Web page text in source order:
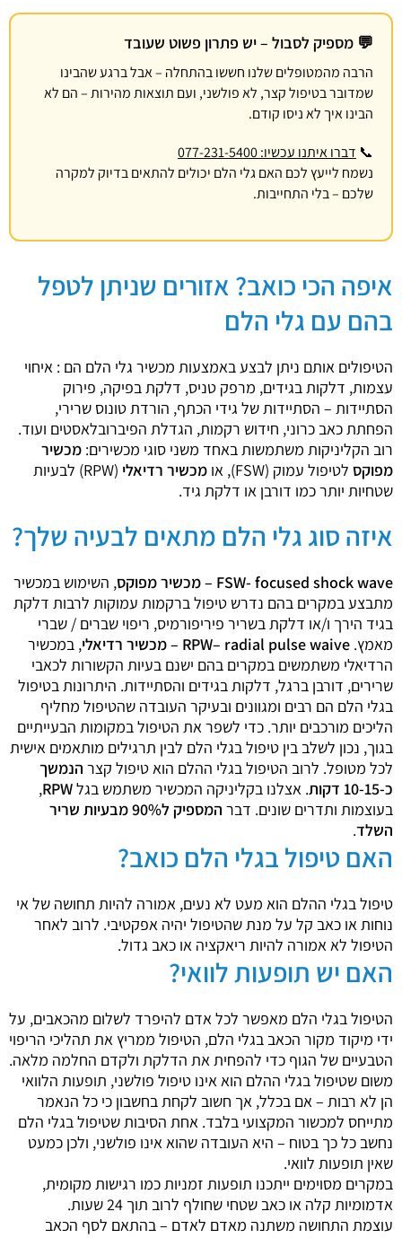
💬 מספיק לסבול – יש פתרון פשוט שעובד
הרבה מהמטופלים שלנו חששו בהתחלה – אבל ברגע שהבינו
שמדובר בטיפול קצר, לא פולשני, ועם תוצאות מהירות – הם לא
הבינו איך לא ניסו קודם.
📞 דברו איתנו עכשיו: 077-231-5400
נשמח לייעץ לכם האם גלי הלם יכולים להתאים בדיוק למקרה
שלכם – בלי התחייבות.
איפה הכי כואב? אזורים שניתן לטפל
בהם עם גלי הלם
הטיפולים אותם ניתן לבצע באמצעות מכשיר גלי הלם הם : איחוי
עצמות, דלקות בגידים, מרפק טניס, דלקת בפיקה, פירוק
הסתיידות – הסתיידות של גידי הכתף, הורדת טונוס שרירי,
הפחתת כאב כרוני, חידוש רקמות, הגדלת הפיברובלאסטים ועוד.
רוב הקליניקות משתמשות באחד משני סוגי מכשירים: מכשיר
מפוקס לטיפול עמוק (FSW), או מכשיר רדיאלי
(RPW) לבעיות
שטחיות יותר כמו דורבן או דלקת גיד.
איזה סוג גלי הלם מתאים לבעיה שלך?
FSW- focused shock wave – מכשיר מפוקס
, השימוש במכשיר
מתבצע במקרים בהם נדרש טיפול ברקמות עמוקות לרבות דלקת
בגיד הירך ו/או דלקת בשריר פיריפורמיס, ריפוי שברים / שברי
מאמץ. RPW– radial pulse waive – מכשיר רדיאלי
, במכשיר
הרדיאלי משתמשים במקרים בהם ישנם בעיות הקשורות לכאבי
שרירים, דורבן ברגל, דלקות בגידים והסתיידות. היתרונות בטיפול
בגלי הלם הם רבים ומגוונים ובעיקר העובדה שהטיפול מחליף
הליכים מורכבים יותר. כדי לשפר את הטיפול במקומות הבעייתיים
בגוך, נכון לשלב בין טיפול בגלי הלם לבין תרגילים מותאמים אישית
לכל מטופל. לרוב הטיפול בגלי ההלם הוא טיפול קצר הנמשך
כ-10-15 דקות
. אצלנו בקליניקה המכשיר משתמש בגלRPW
,
בעוצמות ותדרים שונים. דבר
המספיק ל90% מבעיות שריר
השלד.
האם טיפול בגלי הלם כואב?
טיפול בגלי ההלם הוא מעט לא נעים, אמורה להיות תחושה של אי
נוחות או כאב קל על מנת שהטיפול יהיה אפקטיבי. לרוב לאחר
הטיפול לא אמורה להיות ריאקציה או כאב גדול.
האם יש תופעות לוואי?
הטיפול בגלי הלם מאפשר לכל אדם להיפרד לשלום מהכאבים, על
ידי מיקוד מקור הכאב בגלי הלם, הטיפול ממריץ את תהליכי הריפוי
הטבעיים של הגוף כדי להפחית את הדלקת ולקדם החלמה מלאה.
משום שטיפול בגלי ההלם הוא אינו טיפול פולשני, תופעות הלוואי
הן לא רבות – אם בכלל, אך חשוב לקחת בחשבון כי כל הנאמר
מתייחס למכשור המקצועי בלבד. אחת הסיבות שטיפול בגלי הלם
נחשב כל כך בטוח – היא העובדה שהוא אינו פולשני, ולכן כמעט
שאין תופעות לוואי.
במקרים מסוימים ייתכנו תופעות זמניות כמו רגישות מקומית,
אדמומיות קלה או כאב שטחי שחולף לרוב תוך 24 שעות.
עוצמת התחושה משתנה מאדם לאדם – בהתאם לסף הכאב